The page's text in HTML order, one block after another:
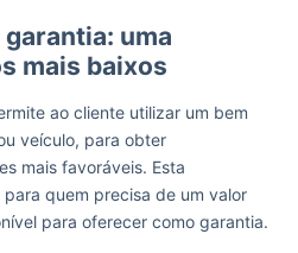
uma
mais baixos
ao cliente utilizar um bem
veículo, para obter
mais favoráveis. Esta
quem precisa de um valor
para oferecer como garantia.